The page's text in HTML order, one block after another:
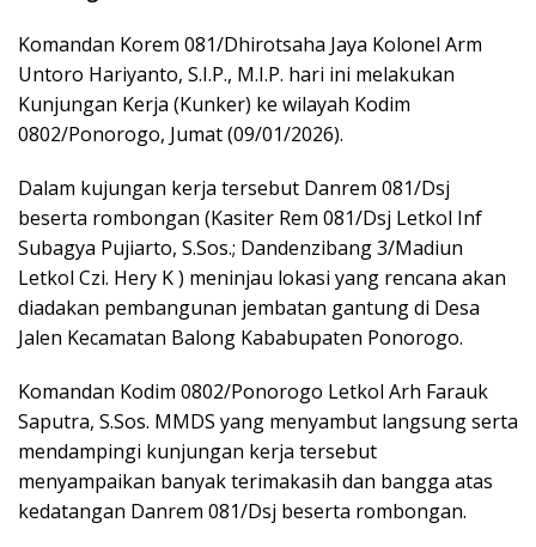
Komandan Korem 081/Dhirotsaha Jaya Kolonel Arm
Untoro Hariyanto, S.I.P., M.I.P. hari ini melakukan
Kunjungan Kerja (Kunker) ke wilayah Kodim
0802/Ponorogo, Jumat (09/01/2026).
Dalam kujungan kerja tersebut Danrem 081/Dsj
beserta rombongan (Kasiter Rem 081/Dsj Letkol Inf
Subagya Pujiarto, S.Sos.; Dandenzibang 3/Madiun
Letkol Czi. Hery K ) meninjau lokasi yang rencana akan
diadakan pembangunan jembatan gantung di Desa
Jalen Kecamatan Balong Kababupaten Ponorogo.
Komandan Kodim 0802/Ponorogo Letkol Arh Farauk
Saputra, S.Sos. MMDS yang menyambut langsung serta
mendampingi kunjungan kerja tersebut
menyampaikan banyak terimakasih dan bangga atas
kedatangan Danrem 081/Dsj beserta rombongan.